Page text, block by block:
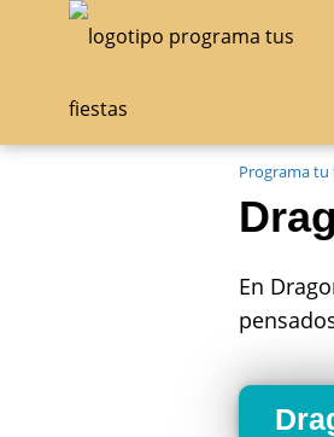
Programa tu
En